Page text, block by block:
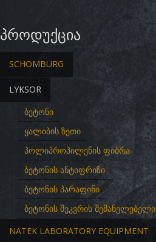
პროდუქცია
SCHOMBURG
LYKSOR
ბეტონი
ყალიბის ზეთი
პოლიპროპილენის ფიბრა
ბეტონის ანტიფრიზი
ბეტონის პარაფინი
ბეტონის შეკვრის შემანელებელი
NATEK LABORATORY EQUIPMENT